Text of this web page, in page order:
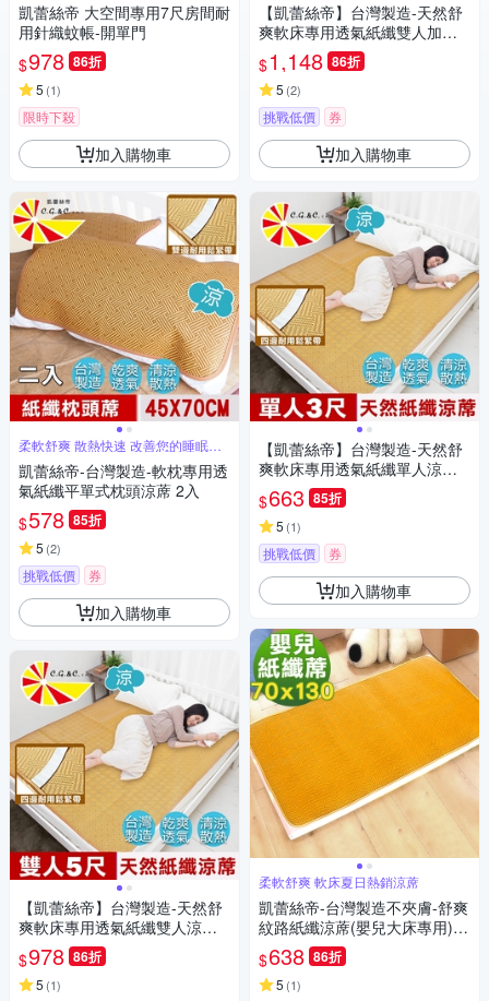
凱蕾絲帝 大空間專用7尺房間耐
用針織蚊帳-開單門
$978 86折
5 (1)
限時下殺
加入購物車
柔軟舒爽 散熱快速 改善您的睡眠品
質
凱蕾絲帝-台灣製造-軟枕專用透
氣紙纖平單式枕頭涼蓆 2入
$578 85折
5 (2)
挑戰低價 券
加入購物車
【凱蕾絲帝】台灣製造-天然舒
爽軟床專用透氣紙纖雙人涼蓆
(5尺)
$978 86折
5 (1)
【凱蕾絲帝】台灣製造-天然舒
爽軟床專用透氣紙纖雙人加大
涼蓆(6尺)
$1,148 86折
5 (2)
挑戰低價 券
加入購物車
【凱蕾絲帝】台灣製造-天然舒
爽軟床專用透氣紙纖單人涼蓆
(3尺)
$663 85折
5 (1)
挑戰低價 券
加入購物車
柔軟舒爽 軟床夏日熱銷涼蓆
凱蕾絲帝-台灣製造不夾膚-舒爽
紋路紙纖涼蓆(嬰兒大床專用)70
X130CM
$638 86折
5 (1)